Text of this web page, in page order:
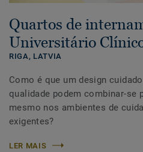
Quartos de
Universitário
RIGA, LATVIA
Como é que um design
qualidade podem combinar-se
mesmo nos ambientes de
exigentes?
LER MAIS